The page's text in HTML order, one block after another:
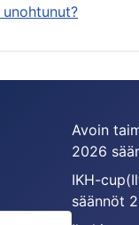
Avoin
2026
IKH-
säännöt